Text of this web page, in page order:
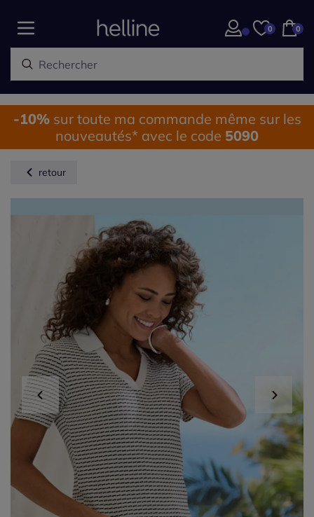
0 0
-10%sur toute ma commande même sur les
nouveautés* avec le code 5090
retour